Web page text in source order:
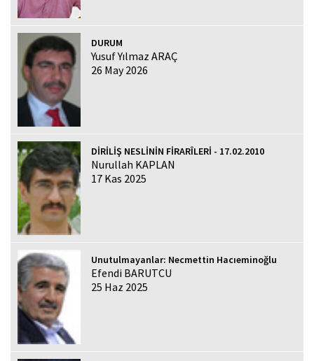
DURUM
Yusuf Yılmaz ARAÇ
26 May 2026
DİRİLİŞ NESLİNİN FİRARÎLERİ - 17.02.2010
Nurullah KAPLAN
17 Kas 2025
Unutulmayanlar: Necmettin Hacıeminoğlu
Efendi BARUTCU
25 Haz 2025